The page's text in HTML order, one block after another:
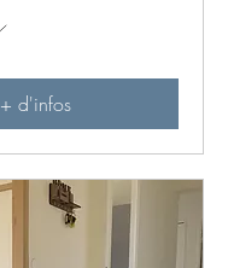
+ d'infos